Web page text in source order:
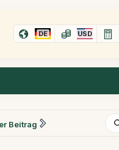
DE USD
Beitrag